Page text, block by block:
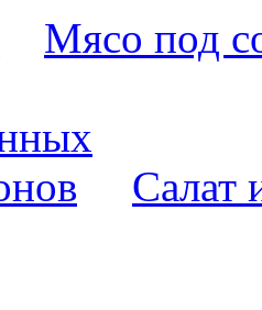
Мясо под
Салат